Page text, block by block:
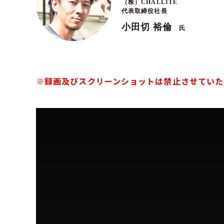
（株）CHALLITE
代表取締役社長
小田切 裕倫 氏
※録画及びスクリーンショットは禁止させていた